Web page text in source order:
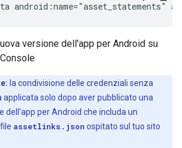
android:name="asset_statements"
versione dell'app per Android su
la condivisione delle credenziali senza
applicata solo dopo aver pubblicato una
dell'app per Android che includa un
assetlinks.json ospitato sul tuo sito